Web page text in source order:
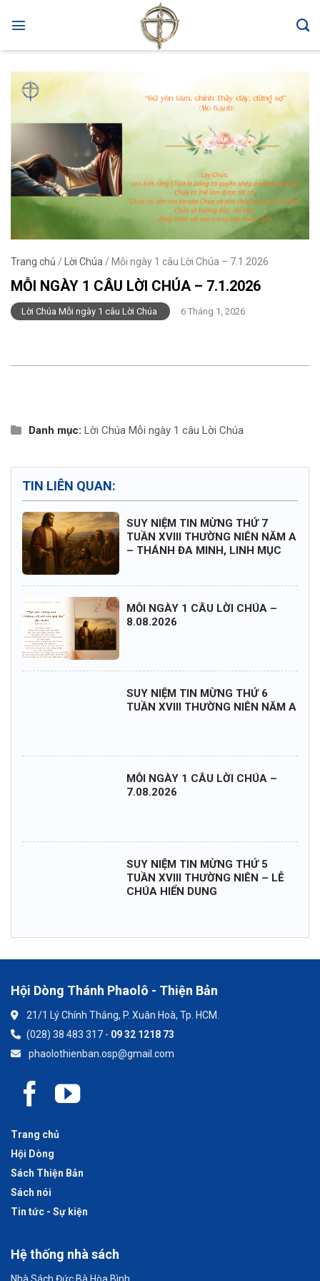
Trang chủ / Lời Chúa / Mỗi ngày 1 câu Lời Chúa – 7.1.2026
MỖI NGÀY 1 CÂU LỜI CHÚA – 7.1.2026
Lời Chúa Mỗi ngày 1 câu Lời Chúa 6 Tháng 1, 2026
Danh mục: Lời Chúa Mỗi ngày 1 câu Lời Chúa
TIN LIÊN QUAN:
SUY NIỆM TIN MỪNG THỨ 7
TUẦN XVIII THƯỜNG NIÊN NĂM A
– THÁNH ĐA MINH, LINH MỤC
MỖI NGÀY 1 CÂU LỜI CHÚA –
8.08.2026
SUY NIỆM TIN MỪNG THỨ 6
TUẦN XVIII THƯỜNG NIÊN NĂM A
MỖI NGÀY 1 CÂU LỜI CHÚA –
7.08.2026
SUY NIỆM TIN MỪNG THỨ 5
TUẦN XVIII THƯỜNG NIÊN – LỄ
CHÚA HIỂN DUNG
Hội Dòng Thánh Phaolô - Thiện Bản
21/1 Lý Chính Thắng, P. Xuân Hoà, Tp. HCM.
(028) 38 483 317 - 09 32 1218 73
phaolothienban.osp@gmail.com
Trang chủ
Hội Dòng
Sách Thiện Bản
Sách nói
Tin tức - Sự kiện
Hệ thống nhà sách
Nhà Sách Đức Bà Hòa Bình